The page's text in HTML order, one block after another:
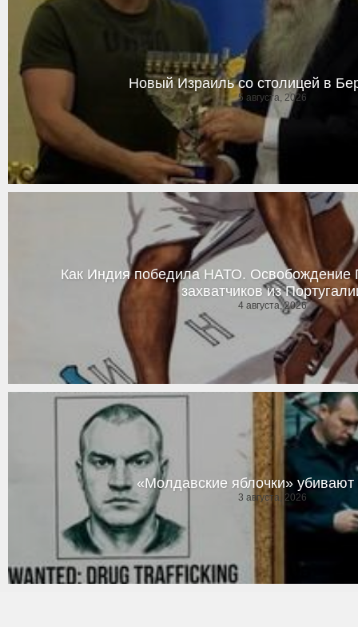
Новый Израиль со столицей в
5 августа, 2026
Как Индия победила НАТО. Освобождение
захватчиков из
4 августа, 2026
«Молдавские яблочки» убивают
3 августа, 2026